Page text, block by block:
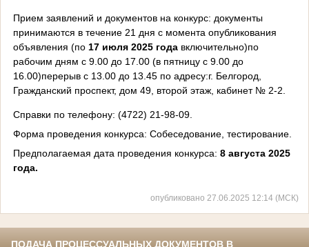
Прием заявлений и документов на конкурс: документы
принимаются в течение 21 дня с момента опубликования
объявления (по 17 июля 2025 годавключительно)по
рабочим дням с 9.00 до 17.00 (в пятницу с 9.00 до
16.00)перерыв с 13.00 до 13.45 по адресу:г. Белгород,
Гражданский проспект, дом 49, второй этаж, каби­нет № 2-2.
Справки по телефону: (4722) 21-98-09.
Форма проведения конкурса: Собеседование, тестирование.
Предполагаемая дата проведения конкурса: 8 августа 2025
года.
опубликовано 27.06.2025 12:14 (МСК)
ПОДАЧА ПРОЦЕССУАЛЬНЫХ ДОКУМЕНТОВ В